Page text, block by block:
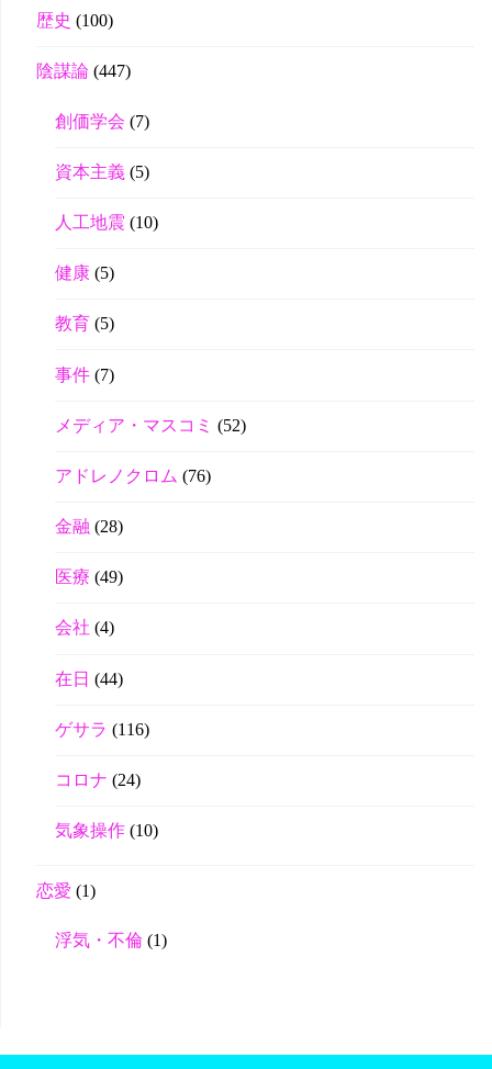
歴史 (100)
陰謀論 (447)
創価学会 (7)
資本主義(5)
人工地震 (10)
健康(5)
教育 (5)
事件(7)
メディア・マスコミ (52)
アドレノクロム (76)
金融 (28)
医療 (49)
会社 (4)
在日 (44)
ゲサラ (116)
コロナ (24)
気象操作(10)
恋愛 (1)
浮気・不倫 (1)